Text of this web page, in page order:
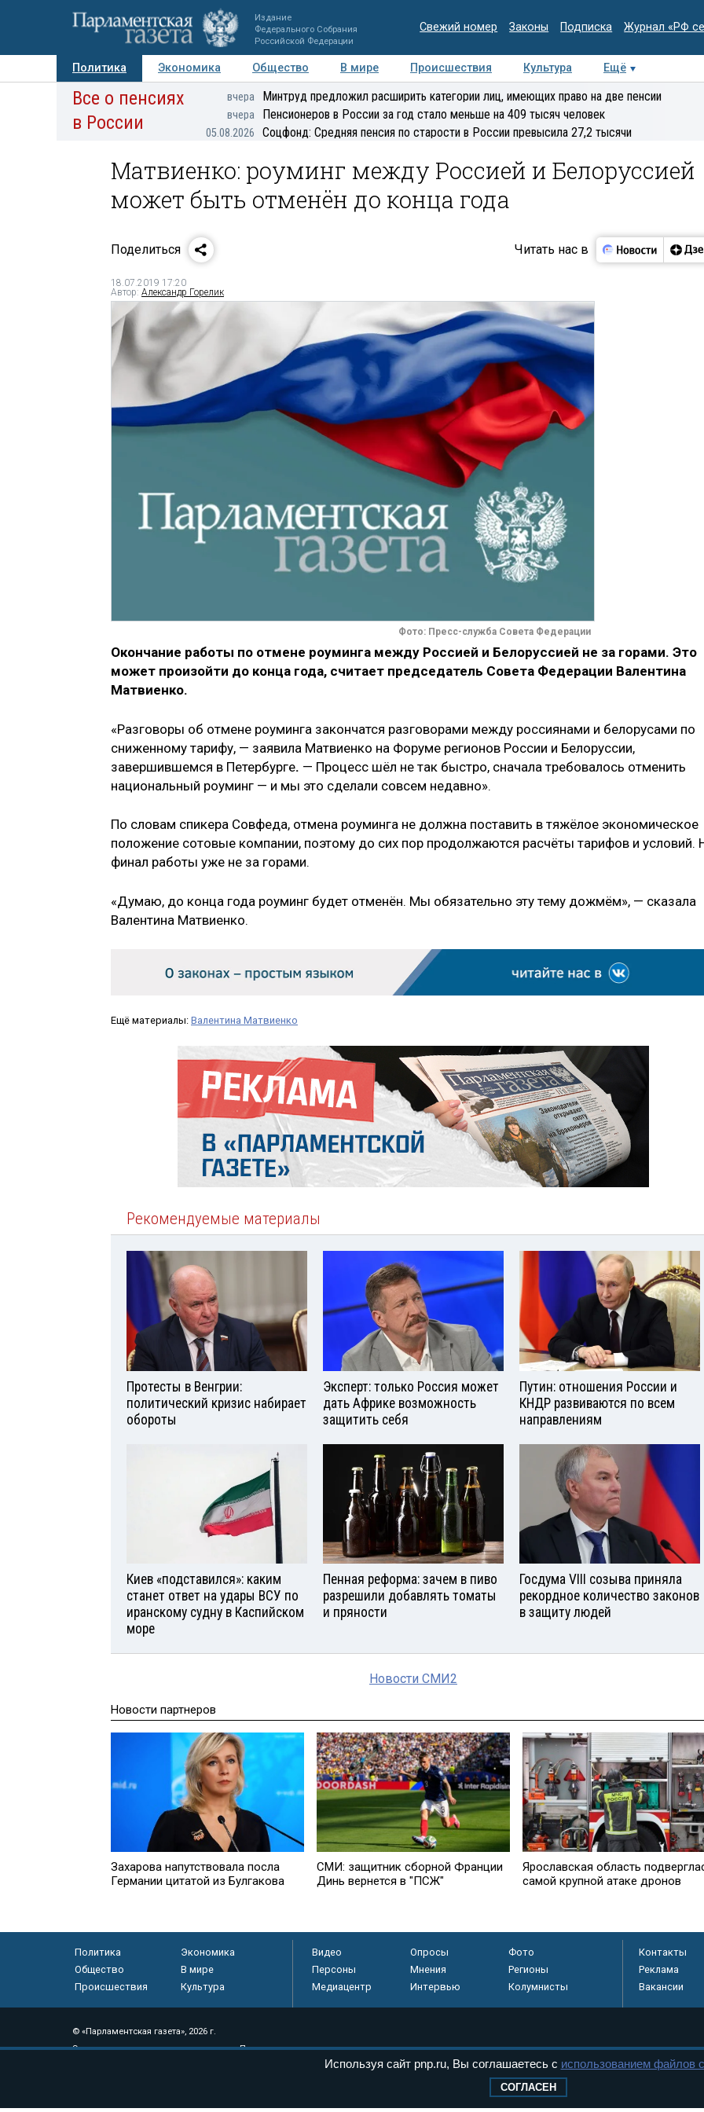
Издание
Федерального Собрания
Российской Федерации
Свежий номер Законы Подписка Журнал «РФ
Политика Экономика Общество В мире Происшествия Культура
Ещё
Авторы Персоны Мнения Регионы Медиацентр Интервью Колумнисты
Все о пенсиях
в России
вчера Минтруд предложил расширить категории лиц, имеющих право на две пенсии
вчера Пенсионеров в России за год стало меньше на 409 тысяч человек
05.08.2026 Соцфонд: Средняя пенсия по старости в России превысила 27,2 тысячи
Матвиенко: роуминг между Россией и Белоруссией
может быть отменён до конца года
Поделиться Читать нас в
18.07.2019 17:20
Автор: Александр Горелик
Фото: Пресс-служба Совета Федерации
Окончание работы по отмене роуминга между Россией и Белоруссией не за горами. Это
может произойти до конца года, считает председатель Совета Федерации Валентина
Матвиенко.
«Разговоры об отмене роуминга закончатся разговорами между россиянами и белорусами по
сниженному тарифу, — заявила Матвиенко на Форуме регионов России и Белоруссии,
завершившемся в Петербурге. — Процесс шёл не так быстро, сначала требовалось отменить
национальный роуминг — и мы это сделали совсем недавно».
По словам спикера Совфеда, отмена роуминга не должна поставить в тяжёлое экономическое
положение сотовые компании, поэтому до сих пор продолжаются расчёты тарифов и условий.
финал работы уже не за горами.
«Думаю, до конца года роуминг будет отменён. Мы обязательно эту тему дожмём», — сказала
Валентина Матвиенко.
Ещё материалы: Валентина Матвиенко
Рекомендуемые материалы
Протесты в Венгрии:
политический кризис набирает
обороты
Эксперт: только Россия может
дать Африке возможность
защитить себя
Путин: отношения России и
КНДР развиваются по всем
направлениям
Киев «подставился»: каким
станет ответ на удары ВСУ по
иранскому судну в Каспийском
море
Пенная реформа: зачем в пиво
разрешили добавлять томаты
и пряности
Госдума VIII созыва приняла
рекордное количество законов
в защиту людей
Новости СМИ2
Новости партнеров
Захарова напутствовала посла
Германии цитатой из Булгакова
СМИ: защитник сборной Франции
Динь вернется в "ПСЖ"
Ярославская область
самой крупной атаке дронов
Политика
Экономика
Общество
В мире
Происшествия
Культура
Видео Опросы
Фото
Персоны
Мнения
Регионы
Медиацентр
Интервью Колумнисты
Контакты
Реклама
Вакансии
© «Парламентская газета», 2026 г.
Электронное периодическое издание «Парламентская газета» зарегистрировано в
Федеральной службе по надзору в сфере связи, информационных технологий иИспользуя сайт pnp.ru, Вы соглашаетесь с использованием файлов
СОГЛАСЕН